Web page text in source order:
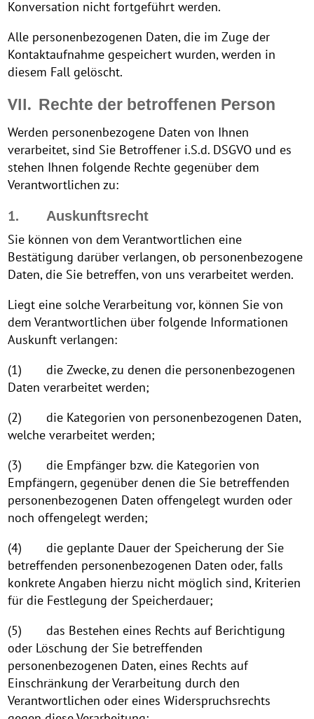
Konversation nicht fortgeführt werden.
Alle personenbezogenen Daten, die im Zuge der
Kontaktaufnahme gespeichert wurden, werden in
diesem Fall gelöscht.
VII. Rechte der betroffenen Person
Werden personenbezogene Daten von Ihnen
verarbeitet, sind Sie Betroffener i.S.d. DSGVO und es
stehen Ihnen folgende Rechte gegenüber dem
Verantwortlichen zu:
1. Auskunftsrecht
Sie können von dem Verantwortlichen eine
Bestätigung darüber verlangen, ob personenbezogene
Daten, die Sie betreffen, von uns verarbeitet werden.
Liegt eine solche Verarbeitung vor, können Sie von
dem Verantwortlichen über folgende Informationen
Auskunft verlangen:
(1) die Zwecke, zu denen die personenbezogenen
Daten verarbeitet werden;
(2) die Kategorien von personenbezogenen Daten,
welche verarbeitet werden;
(3) die Empfänger bzw. die Kategorien von
Empfängern, gegenüber denen die Sie betreffenden
personenbezogenen Daten offengelegt wurden oder
noch offengelegt werden;
(4) die geplante Dauer der Speicherung der Sie
betreffenden personenbezogenen Daten oder, falls
konkrete Angaben hierzu nicht möglich sind, Kriterien
für die Festlegung der Speicherdauer;
(5) das Bestehen eines Rechts auf Berichtigung
oder Löschung der Sie betreffenden
personenbezogenen Daten, eines Rechts auf
Einschränkung der Verarbeitung durch den
Verantwortlichen oder eines Widerspruchsrechts